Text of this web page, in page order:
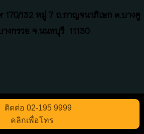
170/132 หมู่ 7 ถ.กาญจนาภิเษก ต.บางคู
างกรวย จ.นนทบุรี 11130
ติดต่อ02-195 9999
คลิกเพื่อโทร